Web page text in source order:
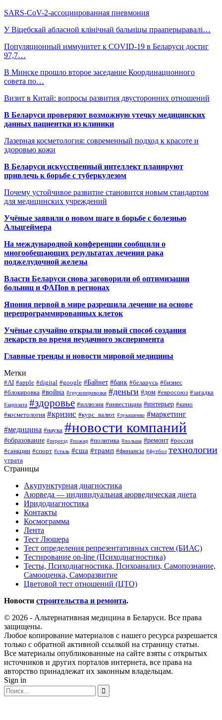
SARS-CoV-2-ассоциированная пневмония
У Віцебскай абласной клінічнай бальніцы прааперыравалі…
Популяционный иммунитет к COVID-19 в Беларуси достиг
97,7…
В Минске прошло второе заседание Координационного
совета по…
Визит в Китай: вопросы развития двусторонних отношений
В Беларуси проверяют возможную утечку медицинских
данных пациентки из клиники
Лазерная косметология: современный подход к красоте и
здоровью кожи
В Беларуси искусственный интеллект планируют
привлечь к борьбе с туберкулезом
Почему устойчивое развитие становится новым стандартом
для медицинских учреждений
Учёные заявили о новом шаге в борьбе с болезнью
Альцгеймера
На международной конференции сообщили о
многообещающих результатах лечения рака
поджелудочной железы
Власти Беларуси снова заговорили об оптимизации
больниц и ФАПов в регионах
Япония первой в мире разрешила лечение на основе
перепрограммированных клеток
Учёные случайно открыли новый способ создания
лекарств во время неудачного эксперимента
Главные тренды и новости мировой медицины
Метки
#AI #apple #digital #google #Байнет #банк #беларусь #бизнес
#блокировка #война #грузоперевозки #деньги #дом #евросоюз #загадка
#зарплата #здоровье #иллюзия #инвестиции #интерьер #кино
#косметология #кризис #курс_валют #лукашенко #маркетинг
#медицина #наука #новости компаний
#образование #переезд #пожар #политика #польша #ремонт #россия
#санкции #спорт #сталь #сша #трамп #финансы #футбол технологии
утрата
Страницы
Акупунктурная диагностика
Аюрведа — индивидуальная аюрведическая диета
Иридодиагностика
Контакты
Космограмма
Лента
Тест Люшера
Тест определения репрезентативных систем (БИАС)
Тестирование on-line (Психодиагностика)
Тесты, Психодиагностика, Психоанализ, Самопознание,
Самооценка, Саморазвитие
Цветовой тест отношений (ЦТО)
Новости строительства и ремонта.
© 2026 - Альтернативная медицина в Беларуси. Все права
защищены.
Любое копирование материалов с нашего ресурса разрешается
только с обратной активной ссылкой на страницу статьи.
Все материалы опубликованные на сайте взяты с открытых
источников и других порталов интернета, все права на
авторство принадлежат их законным владельцам.
Sign in